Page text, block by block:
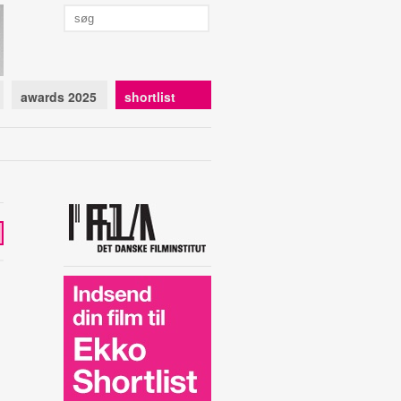
awards 2025 shortlist